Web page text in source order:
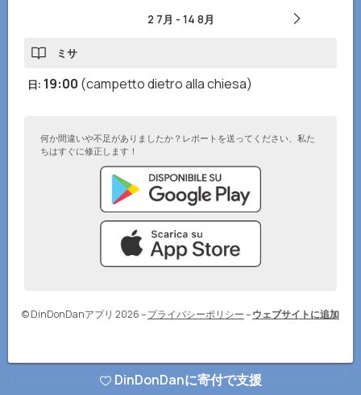
2 7月 - 14 8月
ミサ
日: 19:00 (campetto dietro alla chiesa)
何か間違いや不足がありましたか？レポートを送ってください、私た
ちはすぐに修正します！
© DinDonDanアプリ 2026–プライバシーポリシー–ウェブサイトに追加
DinDonDanに寄付で支援